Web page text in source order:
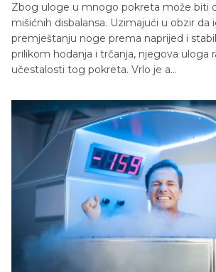
Zbog uloge u mnogo pokreta može biti
mišićnih disbalansa. Uzimajući u obzir da
premještanju noge prema naprijed i
prilikom hodanja i trčanja, njegova uloga
učestalosti tog pokreta. Vrlo je a...